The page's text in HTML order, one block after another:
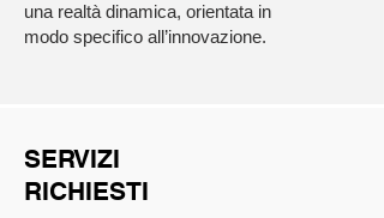
una realtà dinamica, orientata in
modo specifico all’innovazione.
SERVIZI
RICHIESTI